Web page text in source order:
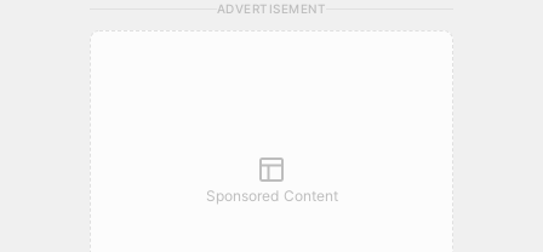
ADVERTISEMENT
Sponsored Content